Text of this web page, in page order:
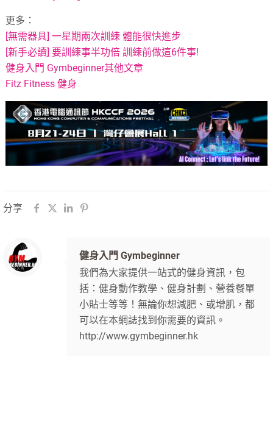
更多：
[無需器具] 一星期兩次訓練 體能很快進步
[新手必讀] 要訓練事半功倍 訓練前做這6件事!
健身入門 Gymbeginner其他文章
Fitz Fitness 健身
分享
健身入門 Gymbeginner
我們為大家提供一站式的健身資訊，包
括：健身動作教學、健身計劃、營養餐單
小貼士等等！無論你想減肥、或增肌，都
可以在本網誌找到你需要的資訊。
http://www.gymbeginner.hk